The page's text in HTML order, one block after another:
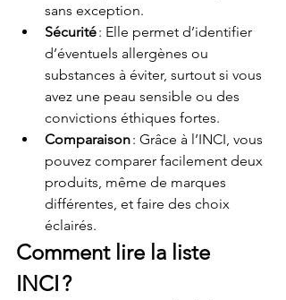
sans exception.
Sécurité : Elle permet d’identifier
d’éventuels allergènes ou
substances à éviter, surtout si vous
avez une peau sensible ou des
convictions éthiques fortes.
Comparaison : Grâce à l’INCI, vous
pouvez comparer facilement deux
produits, même de marques
différentes, et faire des choix
éclairés.
Comment lire la liste
INCI ?